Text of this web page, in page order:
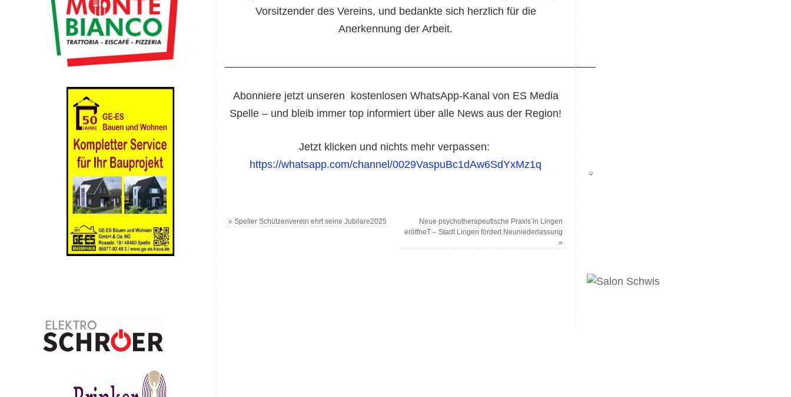
Vorsitzender des Vereins, und bedankte sich herzlich für die
Anerkennung der Arbeit.
Abonniere jetzt unseren kostenlosen WhatsApp-Kanal von ES Media
Spelle – und bleib immer top informiert über alle News aus der Region!
Jetzt klicken und nichts mehr verpassen:
https://whatsapp.com/channel/0029VaspuBc1dAw6SdYxMz1q
« Speller Schützenverein ehrt seine Jubilare2025
Neue psychotherapeutische Praxis in Lingen
eröffneT – Stadt Lingen fördert Neuniederlassung
»